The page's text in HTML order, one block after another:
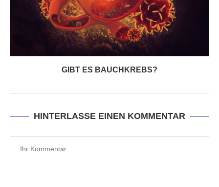
GIBT ES BAUCHKREBS?
HINTERLASSE EINEN KOMMENTAR